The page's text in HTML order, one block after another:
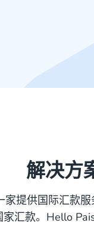
解决方
提供国际汇款
汇款。Hello